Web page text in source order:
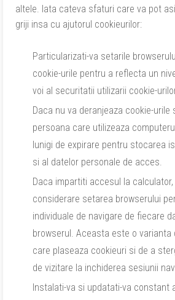
altele. Iata cateva sfaturi care va pot
griji insa cu ajutorul cookieurilor:
Particularizati-va setarile
cookie-urile pentru a reflecta un
voi al securitatii utilizarii cookie-
Daca nu va deranjeaza cookie-
persoana care utilizeaza
lunigi de expirare pentru stocarea
si al datelor personale de acces.
Daca impartiti accesul la
considerare setarea browserului
individuale de navigare de fiecare
browserul. Aceasta este o varianta
care plaseaza cookieuri si de a
de vizitare la inchiderea sesiunii
Instalati-va si updatati-va constant